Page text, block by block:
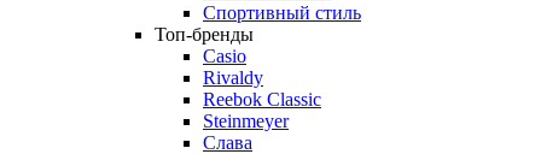
Спортивный стиль
Топ-бренды
Casio
Rivaldy
Reebok Classic
Steinmeyer
Слава